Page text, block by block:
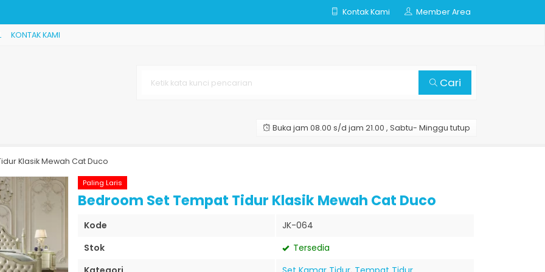
Kontak Kami Member Area
KONTAK KAMI
Cari
Buka jam 08.00 s/d jam 21.00 , Sabtu- Minggu tutup
Klasik Mewah Cat Duco
Paling Laris
Bedroom Set Tempat Tidur Klasik Mewah Cat Duco
Kode
JK-064
Stok
Tersedia